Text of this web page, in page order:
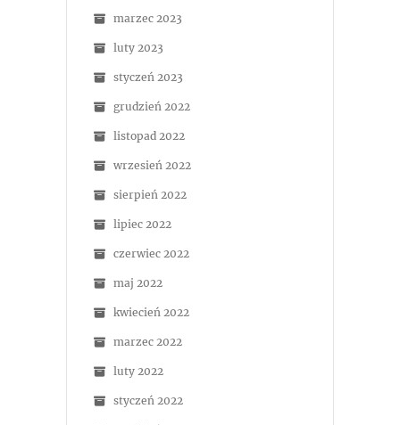
marzec 2023
luty 2023
styczeń 2023
grudzień 2022
listopad 2022
wrzesień 2022
sierpień 2022
lipiec 2022
czerwiec 2022
maj 2022
kwiecień 2022
marzec 2022
luty 2022
styczeń 2022